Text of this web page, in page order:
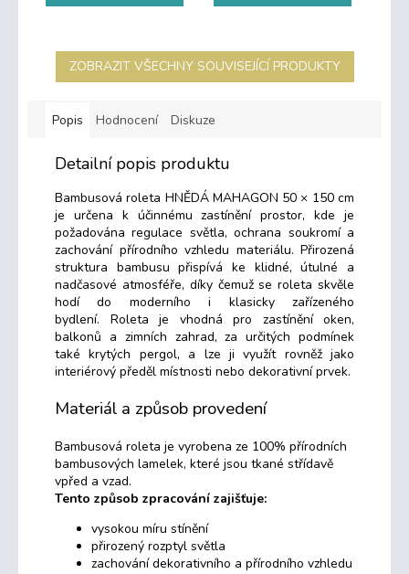
ZOBRAZIT VŠECHNY SOUVISEJÍCÍ PRODUKTY
Popis Hodnocení Diskuze
Detailní popis produktu
Bambusová roleta HNĚDÁ MAHAGON 50 × 150 cm
je určena k účinnému zastínění prostor, kde je
požadována regulace světla, ochrana soukromí a
zachování přírodního vzhledu materiálu. Přirozená
struktura bambusu přispívá ke klidné, útulné a
nadčasové atmosféře, díky čemuž se roleta skvěle
hodí do moderního i klasicky zařízeného
bydlení. Roleta je vhodná pro zastínění oken,
balkonů a zimních zahrad, za určitých podmínek
také krytých pergol, a lze ji využít rovněž jako
interiérový předěl místnosti nebo dekorativní prvek.
Materiál a způsob provedení
Bambusová roleta je vyrobena ze 100% přírodních
bambusových lamelek, které jsou tkané střídavě
vpřed a vzad.
Tento způsob zpracování zajišťuje:
vysokou míru stínění
přirozený rozptyl světla
zachování dekorativního a přírodního vzhledu